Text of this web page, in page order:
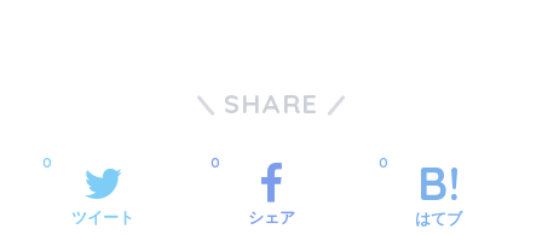
SHARE
ツイート
0
シェア
0
はてブ
0